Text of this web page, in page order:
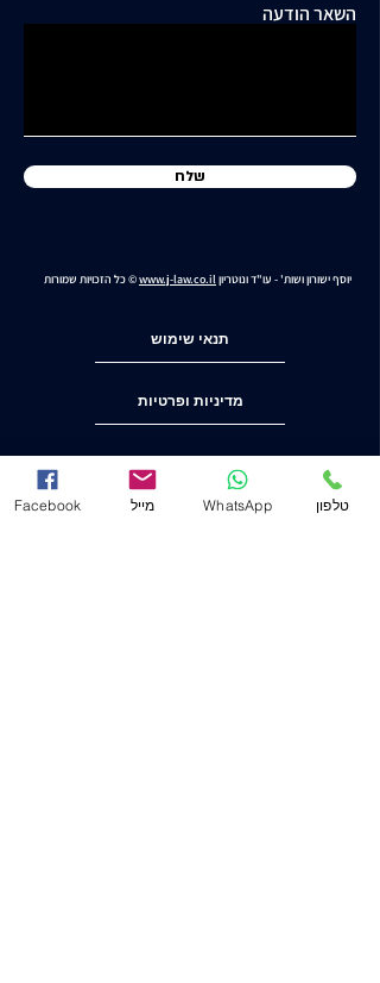
כלואה ובסיכון תחבורתי
השאר הודעה
שלח
יוסף ישורון ושות' - עו"ד ונוטריוןwww.j-law.co.il© כל הזכויות שמורות
תנאי שימוש
מדיניות ופרטיות
הצהרת נגישות
Facebook מייל WhatsApp טלפון